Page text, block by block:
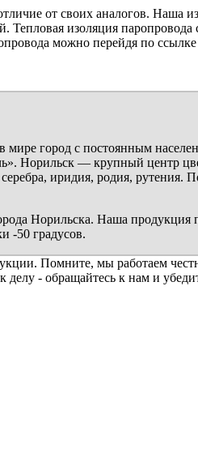
от своих аналогов. Наша
Тепловая изоляция
можно перейдя по
город с постоянным
Норильск — крупный центр
иридия, родия, рутения.
Норильска. Наша продукция
-50 градусов.
Помните, мы работаем
- обращайтесь к нам и